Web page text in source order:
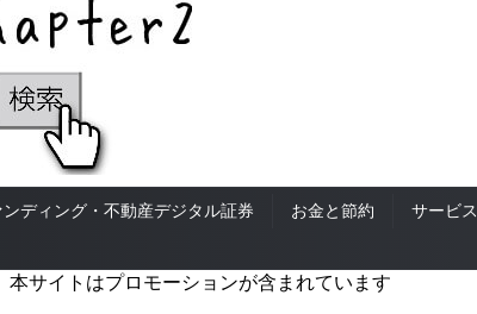
ディング・不動産デジタル証券 お金と節約 サービス
本サイトはプロモーションが含まれています